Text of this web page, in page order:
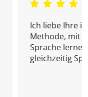
Ich liebe Ihre
Methode, mit
Sprache
gleichzeitig